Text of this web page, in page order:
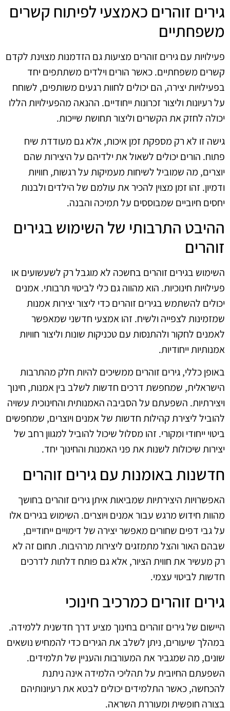
גירים זוהרים כאמצעי לפיתוח קשרים
משפחתיים
פעילויות עם גירים זוהרים מציעות גם הזדמנות מצוינת לקדם
קשרים משפחתיים. כאשר הורים וילדים משתתפים יחד
בפעילויות יצירה, הם יכולים לחוות רגעים משותפים, לשוחח
על רעיונות וליצור זכרונות ייחודיים. ההנאה מהפעילויות הללו
יכולה לחזק את הקשרים וליצור תחושת שייכות.
גישה זו לא רק מספקת זמן איכות, אלא גם מעודדת שיח
פתוח. הורים יכולים לשאול את ילדיהם על היצירות שהם
יוצרים, מה שמוביל לשיחות מעמיקות על רגשות, חוויות
ודמיון. זהו זמן מצוין להכיר את עולמם של הילדים ולבנות
יחסים חיוביים שמבוססים על תמיכה והבנה.
ההיבט התרבותי של השימוש בגירים
זוהרים
השימוש בגירים זוהרים בחשכה לא מוגבל רק לשעשועים או
פעילויות חינוכיות. הוא מהווה גם כלי לביטוי תרבותי. אמנים
יכולים להשתמש בגירים זוהרים כדי ליצור יצירות אמנות
שמזמינות לצפייה ולשיח. זהו אמצעי חדשני שמאפשר
לאמנים לחקור ולהתנסות עם טכניקות שונות וליצור חוויות
אמנותיות ייחודיות.
באופן כללי, גירים זוהרים ממשיכים להיות חלק מהתרבות
הישראלית, שמחפשת דרכים חדשות לשלב בין אמנות, חינוך
ויצירתיות. השפעתם על הסביבה האמנותית והחינוכית עשויה
להוביל ליצירת קהילות חדשות של אמנים ויוצרים, שמחפשים
ביטוי ייחודי ומקורי. זהו מסלול שיכול להוביל למגוון רחב של
יצירות שיכולות לשנות את פני האמנות והחינוך יחד.
חדשנות באומנות עם גירים זוהרים
האפשרויות היצירתיות שמביאות איתן גירים זוהרים בחושך
מהוות חידוש מרגש עבור אמנים ויוצרים. השימוש בגירים אלו
על גבי דפים שחורים מאפשר יצירה של דימויים ייחודיים,
שבהם האור והצל מתמזגים ליצירות מרהיבות. תחום זה לא
רק מעשיר את חווית הציור, אלא גם פותח דלתות לדרכים
חדשות לביטוי עצמי.
גירים זוהרים כמרכיב חינוכי
היישום של גירים זוהרים בחינוך מציע דרך חדשנית ללמידה.
במהלך שיעורים, ניתן לשלב את הגירים כדי להמחיש נושאים
שונים, מה שמגביר את המעורבות והעניין של תלמידים.
השפעתם החיובית על תהליכי הלמידה אינה ניתנת
להכחשה, כאשר התלמידים יכולים לבטא את רעיונותיהם
בצורה חופשית ומעוררת השראה.